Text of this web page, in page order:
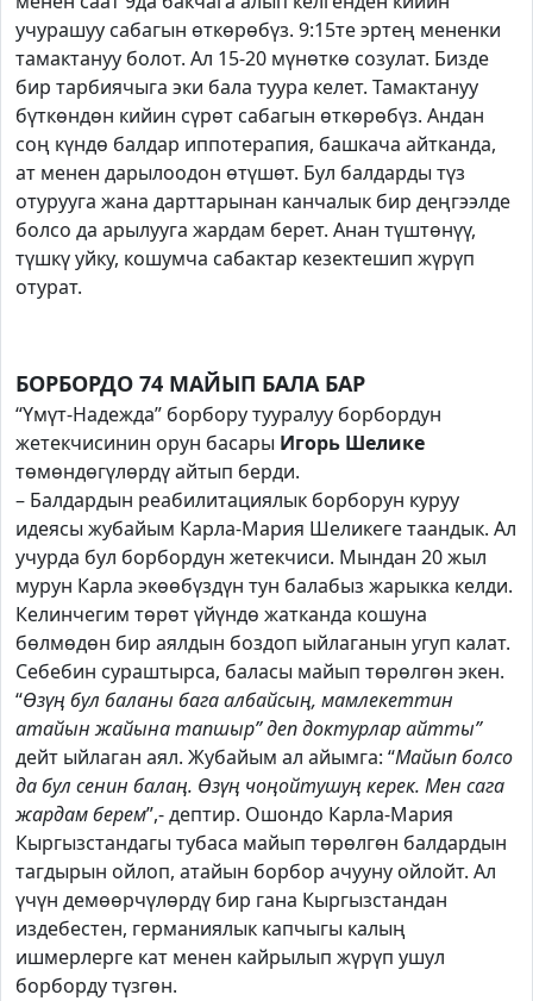
учурашуу сабагын өткөрөбүз. 9:15те эртең мененки
тамактануу болот. Ал 15-20 мүнөткө созулат. Бизде
бир тарбиячыга эки бала туура келет. Тамактануу
бүткөндөн кийин сүрөт сабагын өткөрөбүз. Андан
соң күндө балдар иппотерапия, башкача айтканда,
ат менен дарылоодон өтүшөт. Бул балдарды түз
отурууга жана дарттарынан канчалык бир деңгээлде
болсо да арылууга жардам берет. Анан түштөнүү,
түшкү уйку, кошумча сабактар кезектешип жүрүп
отурат.
БОРБОРДО 74 МАЙЫП БАЛА БАР
“Үмүт-Надежда” борбору тууралуу борбордун
жетекчисинин орун басары Игорь Шелике
төмөндөгүлөрдү айтып берди.
– Балдардын реабилитациялык борборун куруу
идеясы жубайым Карла-Мария Шеликеге таандык. Ал
учурда бул борбордун жетекчиси. Мындан 20 жыл
мурун Карла экөөбүздүн тун балабыз жарыкка келди.
Келинчегим төрөт үйүндө жатканда кошуна
бөлмөдөн бир аялдын боздоп ыйлаганын угуп калат.
Себебин сураштырса, баласы майып төрөлгөн экен.
“Өзүң бул баланы бага албайсың, мамлекеттин
атайын жайына тапшыр” деп доктурлар айтты”
дейт ыйлаган аял. Жубайым ал айымга: “Майып болсо
да бул сенин балаң. Өзүң чоңойтушуң керек. Мен сага
жардам берем”,- дептир. Ошондо Карла-Мария
Кыргызстандагы тубаса майып төрөлгөн балдардын
тагдырын ойлоп, атайын борбор ачууну ойлойт. Ал
үчүн демөөрчүлөрдү бир гана Кыргызстандан
издебестен, германиялык капчыгы калың
ишмерлерге кат менен кайрылып жүрүп ушул
борборду түзгөн.